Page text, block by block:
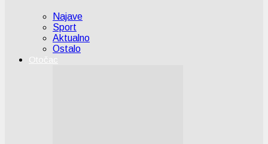
Najave
Sport
Aktualno
Ostalo
Otočac